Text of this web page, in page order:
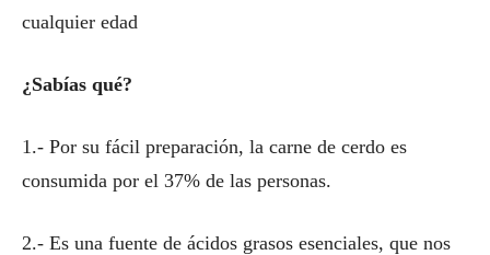
cualquier edad
¿Sabías qué?
1.- Por su fácil preparación, la carne de cerdo es
consumida por el 37% de las personas.
2.- Es una fuente de ácidos grasos esenciales, que nos